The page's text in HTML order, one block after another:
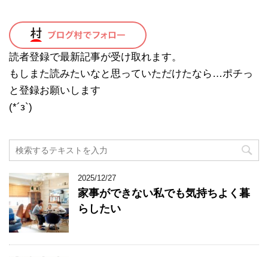
読者登録で最新記事が受け取れます。
もしまた読みたいなと思っていただけたなら…ポチっ
と登録お願いします
(*´з`)
2025/12/27
家事ができない私でも気持ちよく暮
らしたい